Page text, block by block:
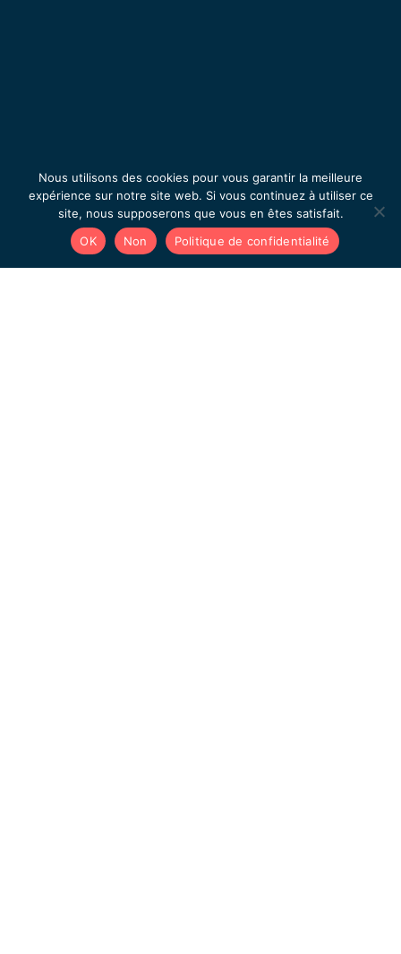
Nous utilisons des cookies pour vous garantir la meilleure
expérience sur notre site web. Si vous continuez à utiliser ce
site, nous supposerons que vous en êtes satisfait.
OK
Non Politique de confidentialité